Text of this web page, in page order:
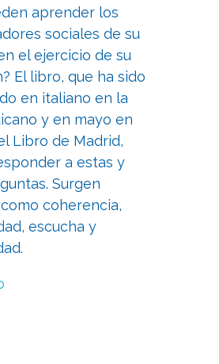
aprender los
sociales de su
el ejercicio de su
El libro, que ha sido
en italiano en la
y en mayo en
Libro de Madrid,
a estas y
Surgen
coherencia,
escucha y